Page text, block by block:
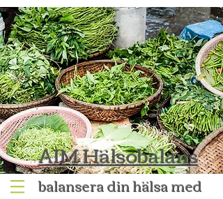
AIM Hälsobalans
balansera din hälsa med